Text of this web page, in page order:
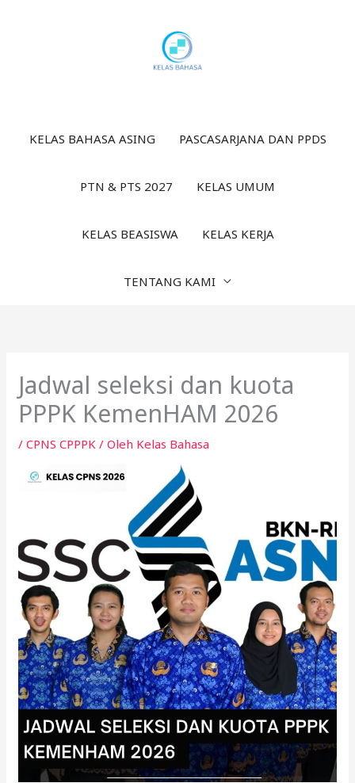
KELAS BAHASA ASING PASCASARJANA DAN PPDS
PTN & PTS 2027 KELAS UMUM
KELAS BEASISWA KELAS KERJA
TENTANG KAMI
Jadwal seleksi dan kuota
PPPK KemenHAM 2026
/CPNS CPPPK / Oleh Kelas Bahasa